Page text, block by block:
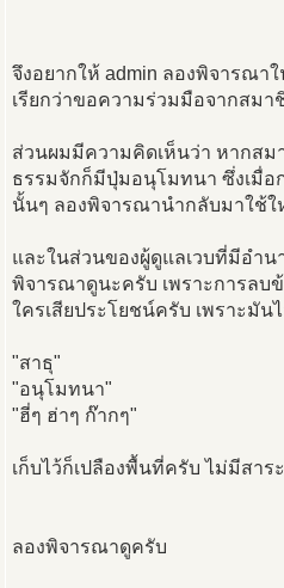
จึงอยากให้ admin ลองพิจารณา
เรียกว่าขอความร่วมมือจากสม
ส่วนผมมีความคิดเห็นว่า หากสม
ธรรมจักก็มีปุ่มอนุโมทนา ซึ่งเมื่
นั้นๆ ลองพิจารณานำกลับมาใช้
และในส่วนของผู้ดูแลเวบที่มีอำ
พิจารณาดูนะครับ เพราะการลบ
ใครเสียประโยชน์ครับ เพราะมั
"สาธุ"
"อนุโมทนา"
"ฮี่ๆ ฮ่าๆ ก๊ากๆ"
เก็บไว้ก็เปลืองพื้นที่ครับ ไม่มีสาระ
ลองพิจารณาดูครับ